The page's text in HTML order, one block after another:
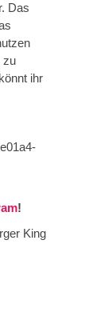
Das
zu
ihr
!
King